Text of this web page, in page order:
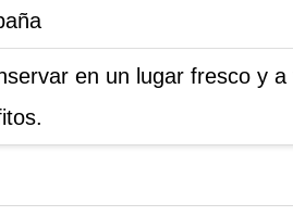
en un lugar fresco y